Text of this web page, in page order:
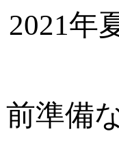
2021年
前準備